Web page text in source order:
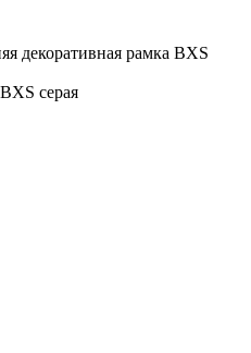
декоративная рамка BXS
серая